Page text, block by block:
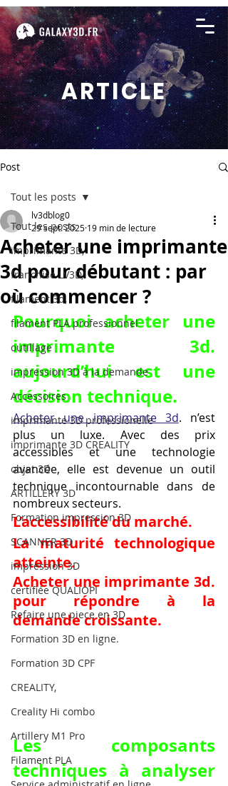
ARTICLE
Post
Tout les posts
imprimante 3D,
franchise LV3D,
filament 3d,
filament PLA professionnel
outillage
impression 3D à la demande
Accessoires
imprimante 3D professionelle
imprimante 3D CREALITY
objet 3D
ARTILLERY 3D
Formation impression 3D
SCANNER 3D
impression 3D
certifiée QUALIOPI
Refaire une piece en 3D
Formation 3D en ligne.
Formation 3D CPF
CREALITY,
Creality Hi combo
Artillery M1 Pro
Filament PLA
Tout les posts
Acheter une imprimante
3d pour débutant : par
où commencer ?
lv3dblog0
29 sept. 2025 19 min de lecture
Pourquoi acheter une
imprimante 3d.
aujourd’hui est une
décision technique.
Acheter une imprimante 3d. n’est
plus un luxe. Avec des prix
accessibles et une technologie
avancée, elle est devenue un outil
technique incontournable dans de
nombreux secteurs.
L’accessibilité du marché.
La maturité technologique
atteinte.
Acheter une imprimante 3d.
pour répondre à la
demande croissante.
Les composants
techniques à analyser